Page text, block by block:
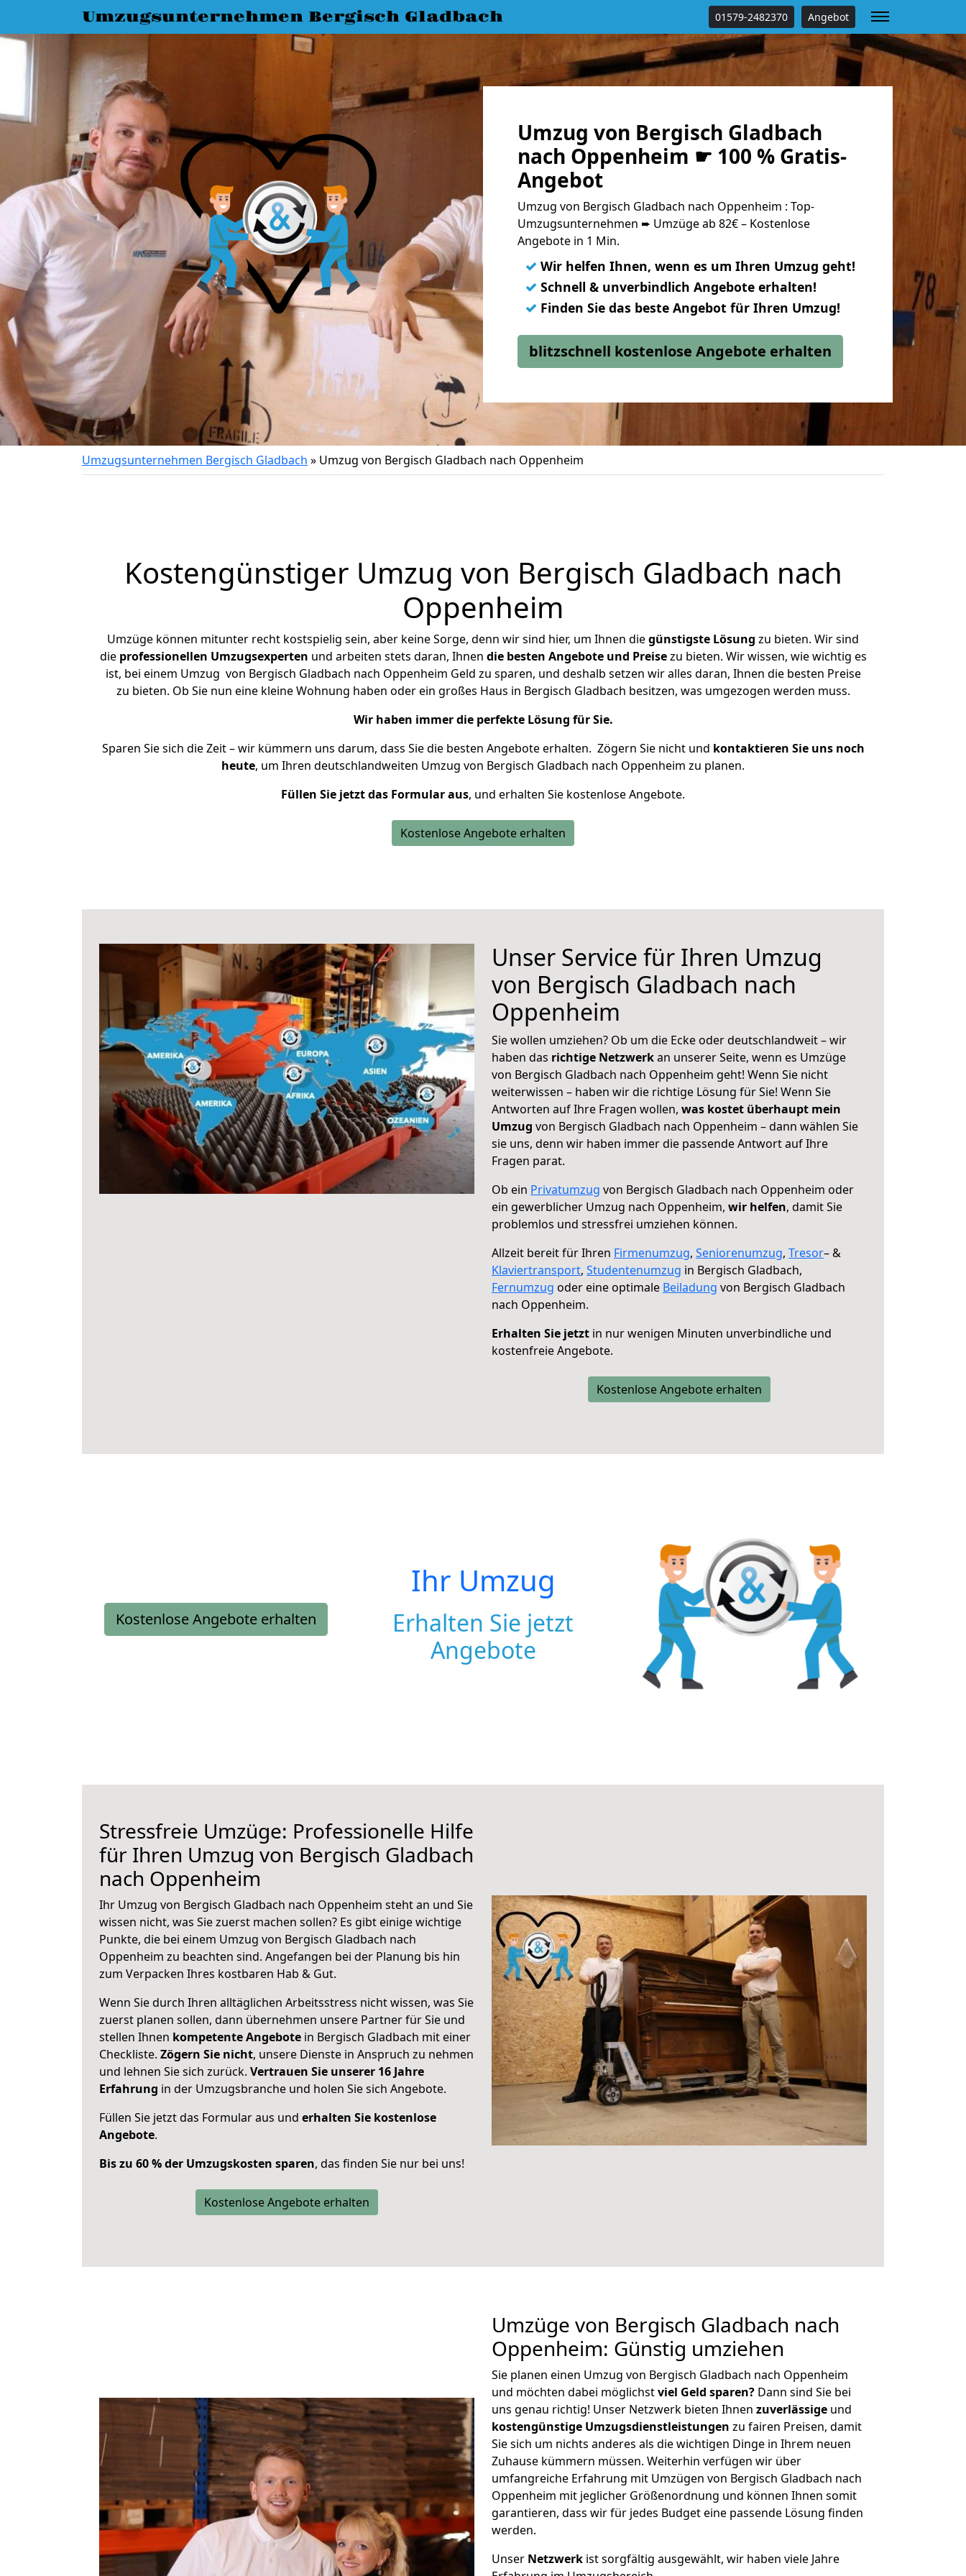
Umzugsunternehmen Bergisch Gladbach 01579-2482370 Angebot
Umzug von Bergisch Gladbach
nach Oppenheim ☛ 100 % Gratis-
Angebot
Umzug von Bergisch Gladbach nach Oppenheim : Top-
Umzugsunternehmen ➨ Umzüge ab 82€ – Kostenlose
Angebote in 1 Min.
✓ Wir helfen Ihnen, wenn es um Ihren Umzug geht!
✓ Schnell & unverbindlich Angebote erhalten!
✓ Finden Sie das beste Angebot für Ihren Umzug!
blitzschnell kostenlose Angebote erhalten
Umzugsunternehmen Bergisch Gladbach » Umzug von Bergisch Gladbach nach Oppenheim
Kostengünstiger Umzug von Bergisch Gladbach nach
Oppenheim
Umzüge können mitunter recht kostspielig sein, aber keine Sorge, denn wir sind hier, um Ihnen diegünstigste Lösung zu bieten. Wir sind
die professionellen Umzugsexperten und arbeiten stets daran, Ihnen die besten Angebote und Preisezu bieten. Wir wissen, wie wichtig es
ist, bei einem Umzug von Bergisch Gladbach nach Oppenheim Geld zu sparen, und deshalb setzen wir alles daran, Ihnen die besten Preise
zu bieten. Ob Sie nun eine kleine Wohnung haben oder ein großes Haus in Bergisch Gladbach besitzen, was umgezogen werden muss.
Wir haben immer die perfekte Lösung für Sie.
Sparen Sie sich die Zeit – wir kümmern uns darum, dass Sie die besten Angebote erhalten. Zögern Sie nicht und kontaktieren Sie uns noch
heute, um Ihren deutschlandweiten Umzug von Bergisch Gladbach nach Oppenheim zu planen.
Füllen Sie jetzt das Formular aus, und erhalten Sie kostenlose Angebote.
Kostenlose Angebote erhalten
Unser Service für Ihren Umzug
von Bergisch Gladbach nach
Oppenheim
Sie wollen umziehen? Ob um die Ecke oder deutschlandweit – wir
haben das richtige Netzwerkan unserer Seite, wenn es Umzüge
von Bergisch Gladbach nach Oppenheim geht! Wenn Sie nicht
weiterwissen – haben wir die richtige Lösung für Sie! Wenn Sie
Antworten auf Ihre Fragen wollen, was kostet überhaupt mein
Umzug von Bergisch Gladbach nach Oppenheim – dann wählen Sie
sie uns, denn wir haben immer die passende Antwort auf Ihre
Fragen parat.
Ob ein Privatumzug von Bergisch Gladbach nach Oppenheim oder
ein gewerblicher Umzug nach Oppenheim, wir helfen, damit Sie
problemlos und stressfrei umziehen können.
Allzeit bereit für Ihren Firmenumzug, Seniorenumzug, Tresor– &
Klaviertransport, Studentenumzug in Bergisch Gladbach,
Fernumzug oder eine optimale Beiladung von Bergisch Gladbach
nach Oppenheim.
Erhalten Sie jetzt in nur wenigen Minuten unverbindliche und
kostenfreie Angebote.
Kostenlose Angebote erhalten
Kostenlose Angebote erhalten
Ihr Umzug
Erhalten Sie jetzt
Angebote
Stressfreie Umzüge: Professionelle Hilfe
für Ihren Umzug von Bergisch Gladbach
nach Oppenheim
Ihr Umzug von Bergisch Gladbach nach Oppenheim steht an und Sie
wissen nicht, was Sie zuerst machen sollen? Es gibt einige wichtige
Punkte, die bei einem Umzug von Bergisch Gladbach nach
Oppenheim zu beachten sind. Angefangen bei der Planung bis hin
zum Verpacken Ihres kostbaren Hab & Gut.
Wenn Sie durch Ihren alltäglichen Arbeitsstress nicht wissen, was Sie
zuerst planen sollen, dann übernehmen unsere Partner für Sie und
stellen Ihnen kompetente Angebote in Bergisch Gladbach mit einer
Checkliste. Zögern Sie nicht, unsere Dienste in Anspruch zu nehmen
und lehnen Sie sich zurück. Vertrauen Sie unserer 16 Jahre
Erfahrung in der Umzugsbranche und holen Sie sich Angebote.
Füllen Sie jetzt das Formular aus und erhalten Sie kostenlose
Angebote.
Bis zu 60 % der Umzugskosten sparen, das finden Sie nur bei uns!
Kostenlose Angebote erhalten
Umzüge von Bergisch Gladbach nach
Oppenheim: Günstig umziehen
Sie planen einen Umzug von Bergisch Gladbach nach Oppenheim
und möchten dabei möglichstviel Geld sparen? Dann sind Sie bei
uns genau richtig! Unser Netzwerk bieten Ihnen zuverlässige und
kostengünstige Umzugsdienstleistungen zu fairen Preisen, damit
Sie sich um nichts anderes als die wichtigen Dinge in Ihrem neuen
Zuhause kümmern müssen. Weiterhin verfügen wir über
umfangreiche Erfahrung mit Umzügen von Bergisch Gladbach nach
Oppenheim mit jeglicher Größenordnung und können Ihnen somit
garantieren, dass wir für jedes Budget eine passende Lösung finden
werden.
Unser Netzwerk ist sorgfältig ausgewählt, wir haben viele Jahre